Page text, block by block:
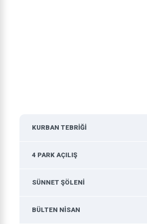
KURBAN TEBRIĞI
4 PARK AÇILIŞ
SÜNNET ŞÖLENI
BÜLTEN NISAN